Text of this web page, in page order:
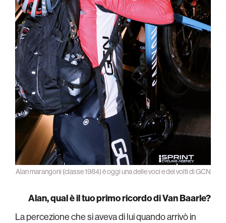
Alan marangoni (classe 1984) è oggi una delle voci e dei volti di GCN
Alan, qual è il tuo primo ricordo di Van Baarle?
La percezione che si aveva di lui quando arrivò in